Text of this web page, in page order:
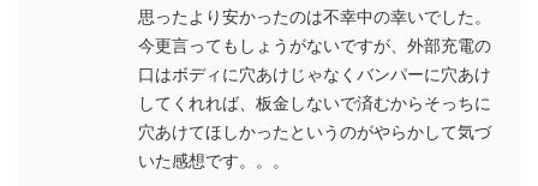
思ったより安かったのは不幸中の幸いでした。
今更言ってもしょうがないですが、外部充電の
口はボディに穴あけじゃなくバンパーに穴あけ
してくれれば、板金しないで済むからそっちに
穴あけてほしかったというのがやらかして気づ
いた感想です。。。